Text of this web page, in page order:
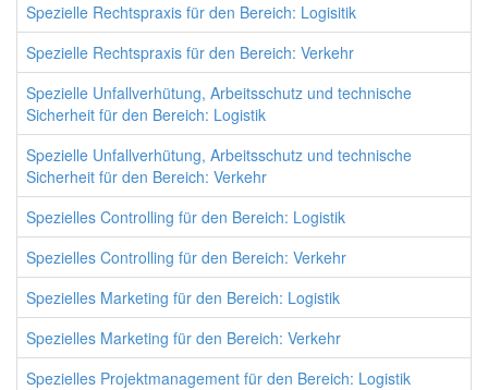
Spezielle Rechtspraxis für den Bereich: Logisitik
Spezielle Rechtspraxis für den Bereich: Verkehr
Spezielle Unfallverhütung, Arbeitsschutz und technische
Sicherheit für den Bereich: Logistik
Spezielle Unfallverhütung, Arbeitsschutz und technische
Sicherheit für den Bereich: Verkehr
Spezielles Controlling für den Bereich: Logistik
Spezielles Controlling für den Bereich: Verkehr
Spezielles Marketing für den Bereich: Logistik
Spezielles Marketing für den Bereich: Verkehr
Spezielles Projektmanagement für den Bereich: Logistik